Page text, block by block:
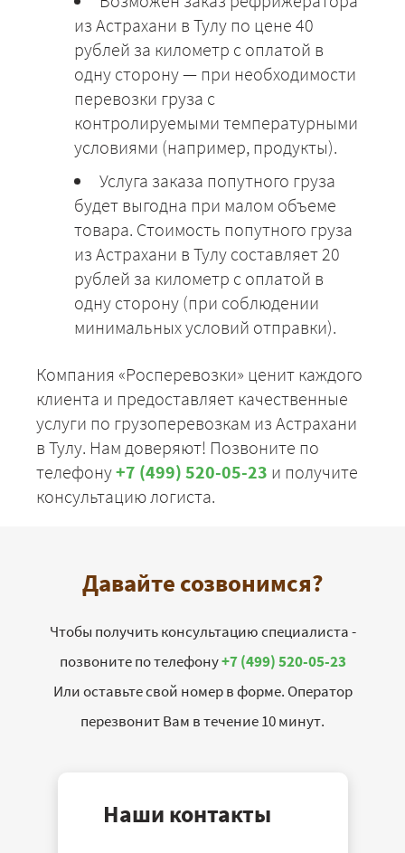
из Астрахани в Тулу по цене 40
рублей за километр с оплатой в
одну сторону — при необходимости
перевозки груза с
контролируемыми температурными
условиями (например, продукты).
Услуга заказа попутного груза
будет выгодна при малом объеме
товара. Стоимость попутного груза
из Астрахани в Тулу составляет 20
рублей за километр с оплатой в
одну сторону (при соблюдении
минимальных условий отправки).
Компания «Росперевозки» ценит каждого
клиента и предоставляет качественные
услуги по грузоперевозкам из Астрахани
в Тулу. Нам доверяют! Позвоните по
телефону+7 (499) 520-05-23 и получите
консультацию логиста.
Давайте созвонимся?
Чтобы получить консультацию специалиста -
позвоните по телефону+7 (499) 520-05-23
Или оставьте свой номер в форме. Оператор
перезвонит Вам в течение 10 минут.
Наши контакты